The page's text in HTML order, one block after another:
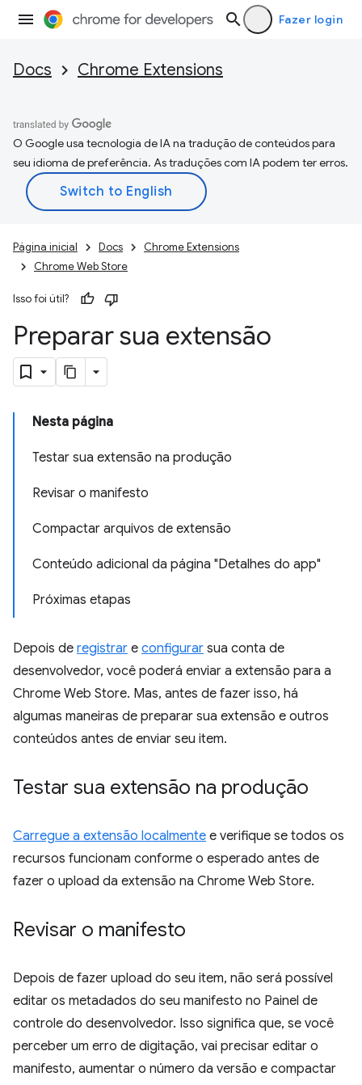
Fazer login
Docs Chrome Extensions
O Google usa tecnologia de IA na tradução de conteúdos para
seu idioma de preferência. As traduções com IA podem ter erros.
Página inicial Docs
Chrome Extensions
Chrome Web Store
Isso foi útil?
Preparar sua extensão
Nesta página
Testar sua extensão na produção
Revisar o manifesto
Compactar arquivos de extensão
Conteúdo adicional da página "Detalhes do app"
Próximas etapas
Depois de registrar e configurar sua conta de
desenvolvedor, você poderá enviar a extensão para a
Chrome Web Store. Mas, antes de fazer isso, há
algumas maneiras de preparar sua extensão e outros
conteúdos antes de enviar seu item.
Testar sua extensão na produção
Carregue a extensão localmente e verifique se todos os
recursos funcionam conforme o esperado antes de
fazer o upload da extensão na Chrome Web Store.
Revisar o manifesto
Depois de fazer upload do seu item, não será possível
editar os metadados do seu manifesto no Painel de
controle do desenvolvedor. Isso significa que, se você
perceber um erro de digitação, vai precisar editar o
manifesto, aumentar o número da versão e compactar